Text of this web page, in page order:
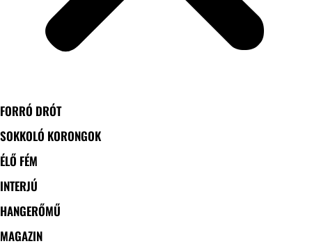
FORRÓ DRÓT
SOKKOLÓ KORONGOK
ÉLŐ FÉM
INTERJÚ
HANGERŐMŰ
MAGAZIN